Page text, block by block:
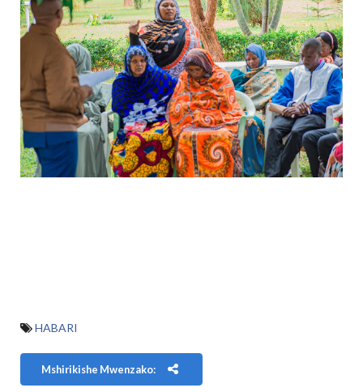
HABARI
Mshirikishe Mwenzako: